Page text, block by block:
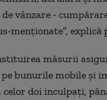
vânzare -
menţionate”,
măsurii
bunurile mobile şi
doi inculpaţi,